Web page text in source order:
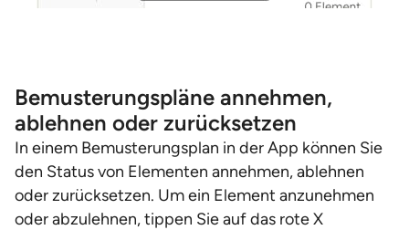
Bemusterungspläne annehmen,
ablehnen oder zurücksetzen
In einem Bemusterungsplan in der App können Sie
den Status von Elementen annehmen, ablehnen
oder zurücksetzen. Um ein Element anzunehmen
oder abzulehnen, tippen Sie auf das rote X